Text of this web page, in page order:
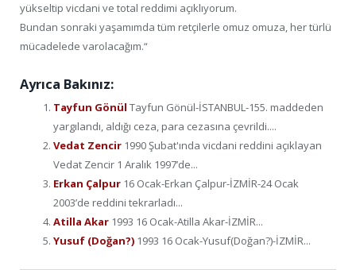
yükseltip vicdani ve total reddimi açıklıyorum.
Bundan sonraki yaşamımda tüm retçilerle omuz omuza, her türlü
mücadelede varolacağım.“
Ayrıca Bakınız:
Tayfun Gönül Tayfun Gönül-İSTANBUL-155. maddeden
yargılandı, aldığı ceza, para cezasına çevrildi....
Vedat Zencir 1990 Şubat'ında vicdani reddini açıklayan
Vedat Zencir 1 Aralık 1997’de...
Erkan Çalpur 16 Ocak-Erkan Çalpur-İZMİR-24 Ocak
2003’de reddini tekrarladı...
Atilla Akar 1993 16 Ocak-Atilla Akar-İZMİR...
Yusuf (Doğan?) 1993 16 Ocak-Yusuf(Doğan?)-İZMİR...